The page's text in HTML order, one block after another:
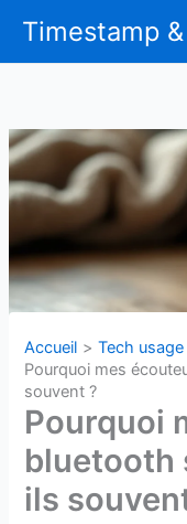
contenu
Timestamp
Accueil
Tech
Pourquoi mes
souvent ?
Pourquoi
bluetooth
ils